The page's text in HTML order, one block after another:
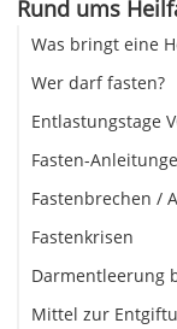
Rund ums
Was bringt eine
Wer darf fasten?
Entlastungstage
Fasten-
Fastenbrechen /
Fastenkrisen
Darmentleerung
Mittel zur